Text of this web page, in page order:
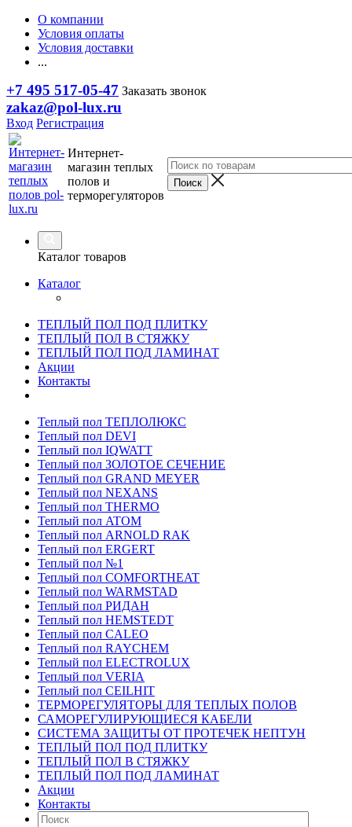
О компании
Условия оплаты
Условия доставки
...
+7 495 517-05-47 Заказать звонок
zakaz@pol-lux.ru
Вход Регистрация
Интернет-
магазин теплых
полов и
терморегуляторов
Каталог товаров
Каталог
ТЕПЛЫЙ ПОЛ ПОД ПЛИТКУ
ТЕПЛЫЙ ПОЛ В СТЯЖКУ
ТЕПЛЫЙ ПОЛ ПОД ЛАМИНАТ
Акции
Контакты
Теплый пол ТЕПЛОЛЮКС
Теплый пол DEVI
Теплый пол IQWATT
Теплый пол ЗОЛОТОЕ СЕЧЕНИЕ
Теплый пол GRAND MEYER
Теплый пол NEXANS
Теплый пол THERMO
Теплый пол ATOM
Теплый пол ARNOLD RAK
Теплый пол ERGERT
Теплый пол №1
Теплый пол COMFORTHEAT
Теплый пол WARMSTAD
Теплый пол РИДАН
Теплый пол HEMSTEDT
Теплый пол CALEO
Теплый пол RAYCHEM
Теплый пол ELECTROLUX
Теплый пол VERIA
Теплый пол CEILHIT
ТЕРМОРЕГУЛЯТОРЫ ДЛЯ ТЕПЛЫХ ПОЛОВ
САМОРЕГУЛИРУЮЩИЕСЯ КАБЕЛИ
СИСТЕМА ЗАЩИТЫ ОТ ПРОТЕЧЕК НЕПТУН
ТЕПЛЫЙ ПОЛ ПОД ПЛИТКУ
ТЕПЛЫЙ ПОЛ В СТЯЖКУ
ТЕПЛЫЙ ПОЛ ПОД ЛАМИНАТ
Акции
Контакты